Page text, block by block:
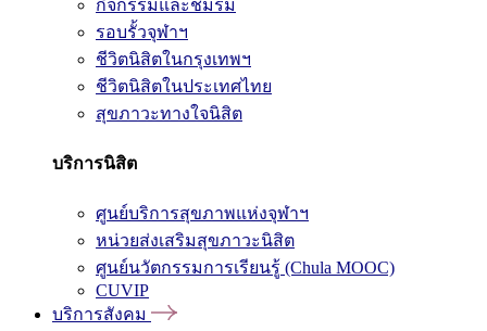
กิจกรรมและชมรม
รอบรั้วจุฬาฯ
ชีวิตนิสิตในกรุงเทพฯ
ชีวิตนิสิตในประเทศไทย
สุขภาวะทางใจนิสิต
บริการนิสิต
ศูนย์บริการสุขภาพแห่งจุฬาฯ
หน่วยส่งเสริมสุขภาวะนิสิต
ศูนย์นวัตกรรมการเรียนรู้ (Chula MOOC)
CUVIP
บริการสังคม